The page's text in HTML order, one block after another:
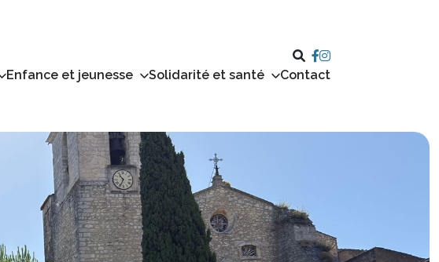
Enfance et jeunesse Solidarité et santé Contact